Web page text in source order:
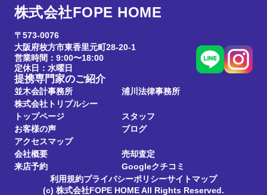
株式会社FOPE HOME
〒573-0076
大阪府枚方市東香里元町28-20-1
営業時間：9:00〜18:00
定休日：水曜日
提携専門家のご紹介
並木会計事務所
浦川法律事務所
株式会社トリプルシー
トップページ
スタッフ
お客様の声
ブログ
アクセスマップ
会社概要
売却査定
来店予約
Googleクチコミ
利用規約プライバシーポリシーサイトマップ
(c) 株式会社FOPE HOME All Rights Reserved.